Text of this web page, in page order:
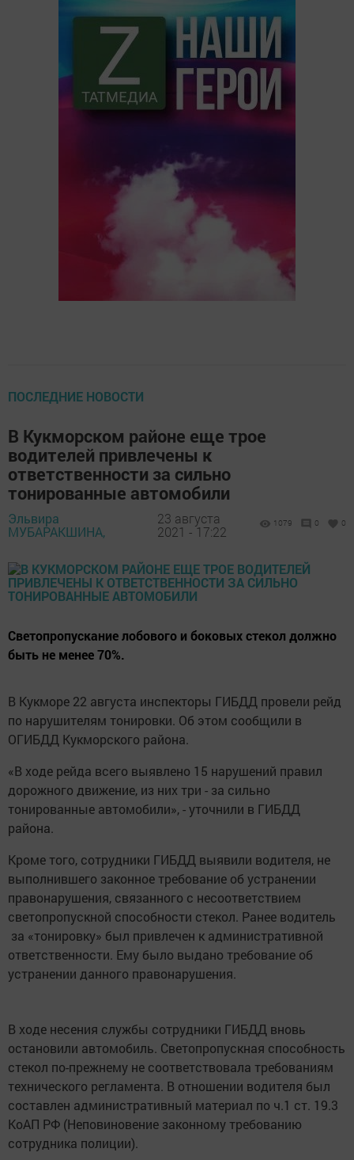
ПОСЛЕДНИЕ НОВОСТИ
В Кукморском районе еще трое
водителей привлечены к
ответственности за сильно
тонированные автомобили
Эльвира
МУБАРАКШИНА,
23 августа
2021 - 17:22
1079 0 0
Светопропускание лобового и боковых стекол должно
быть не менее 70%.
В Кукморе 22 августа инспекторы ГИБДД провели рейд
по нарушителям тонировки. Об этом сообщили в
ОГИБДД Кукморского района.
«В ходе рейда всего выявлено 15 нарушений правил
дорожного движение, из них три - за сильно
тонированные автомобили», - уточнили в ГИБДД
района.
Кроме того, сотрудники ГИБДД выявили водителя, не
выполнившего законное требование об устранении
правонарушения, связанного с несоответствием
светопропускной способности стекол. Ранее водитель
за «тонировку» был привлечен к административной
ответственности. Ему было выдано требование об
устранении данного правонарушения.
В ходе несения службы сотрудники ГИБДД вновь
остановили автомобиль. Светопропускная способность
стекол по-прежнему не соответствовала требованиям
технического регламента. В отношении водителя был
составлен административный материал по ч.1 ст. 19.3
КоАП РФ (Неповиновение законному требованию
сотрудника полиции).